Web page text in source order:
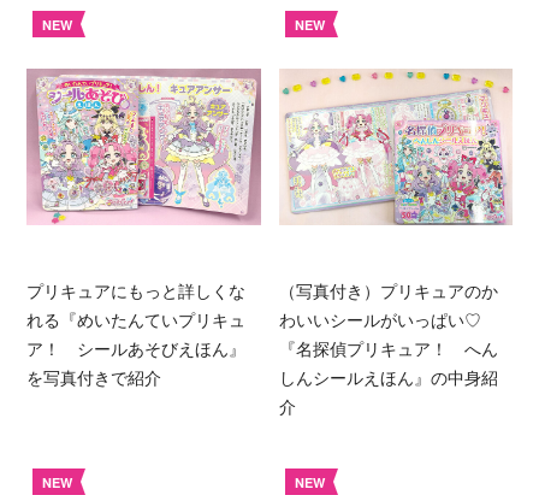
NEW
プリキュアにもっと詳しくな
れる『めいたんていプリキュ
ア！ シールあそびえほん』
を写真付きで紹介
NEW
（写真付き）プリキュアのか
わいいシールがいっぱい♡
『名探偵プリキュア！ へん
しんシールえほん』の中身紹
介
NEW NEW